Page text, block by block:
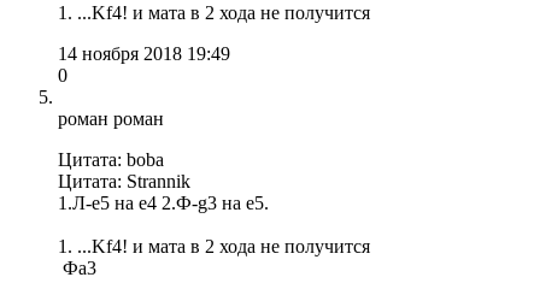
1. ...Kf4! и мата в 2 хода не получится
14 ноября 2018 19:49
0
роман роман
Цитата: boba
Цитата: Strannik
1.Л-е5 на е4 2.Ф-g3 на е5.
1. ...Kf4! и мата в 2 хода не получится
Фа3